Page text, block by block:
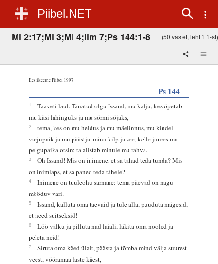
Piibel.NET
Ml 2:17;Ml 3;Ml 4;Ilm 7;Ps 144:1-8 (50 vastet, leht 1 1-st)
Eestikeelne Piibel 1997
Ps 144
1
Taaveti laul. Tänatud olgu Issand, mu kalju, kes õpetab
mu käsi lahinguks ja mu sõrmi sõjaks,
2
tema, kes on mu heldus ja mu mäelinnus, mu kindel
varjupaik ja mu päästja, minu kilp ja see, kelle juures ma
pelgupaika otsin; ta alistab minule mu rahva.
3
Oh Issand! Mis on inimene, et sa tahad teda tunda? Mis
on inimlaps, et sa paned teda tähele?
4
Inimene on tuuleõhu sarnane: tema päevad on nagu
mööduv vari.
5
Issand, kalluta oma taevaid ja tule alla, puuduta mägesid,
et need suitseksid!
6
Löö välku ja pilluta nad laiali, läkita oma nooled ja
peleta neid!
7
Siruta oma käed ülalt, päästa ja tõmba mind välja suurest
veest, võõramaa laste käest,